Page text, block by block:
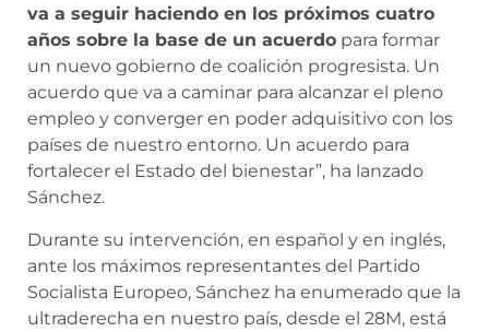
va a seguir haciendo en los próximos cuatro
años sobre la base de un acuerdo para formar
un nuevo gobierno de coalición progresista. Un
acuerdo que va a caminar para alcanzar el pleno
empleo y converger en poder adquisitivo con los
países de nuestro entorno. Un acuerdo para
fortalecer el Estado del bienestar”, ha lanzado
Sánchez.
Durante su intervención, en español y en inglés,
ante los máximos representantes del Partido
Socialista Europeo, Sánchez ha enumerado que la
ultraderecha en nuestro país, desde el 28M, está